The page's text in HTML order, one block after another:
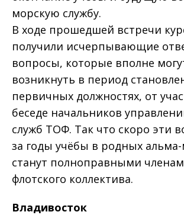
морскую службу.
В ходе прошедшей встречи
получили исчерпывающие
вопросы, которые вполне
возникнуть в период
первичных должностях, от
беседе начальников
служб ТОФ. Так что скоро эти
за годы учёбы в родных
станут полноправными
флотского коллектива.
Владивосток